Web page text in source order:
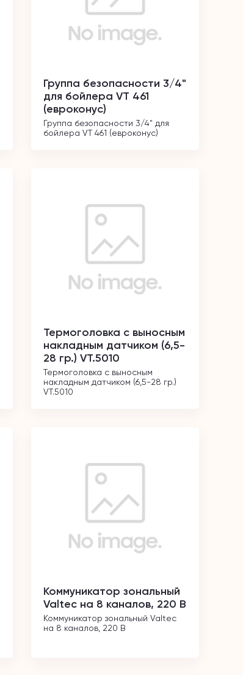
Группа безопасности 3/4"
для бойлера VT 461
(евроконус)
Группа безопасности 3/4" для
бойлера VT 461 (евроконус)
Термоголовка с выносным
накладным датчиком (6,5-
28 гр.) VT.5010
Термоголовка с выносным
накладным датчиком (6,5-28 гр.)
VT.5010
Коммуникатор зональный
Valtec на 8 каналов, 220 В
Коммуникатор зональный Valtec
на 8 каналов, 220 В